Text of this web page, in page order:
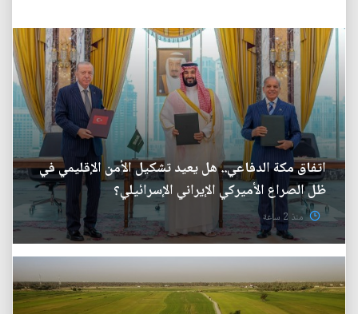
اتفاق مكة الدفاعي.. هل يعيد تشكيل الأمن الإقليمي في
ظل الصراع الأميركي الإيراني الإسرائيلي؟
منذ 2 ساعة